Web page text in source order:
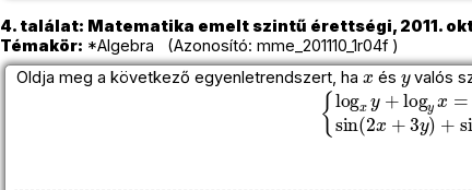
4. találat: Matematika emelt szintű érettségi, 2011.
Témakör: *Algebra (Azonosító: mme_201110_1r04f )
Oldja meg a következő egyenletrendszert, ha
x
és
y
valós
{logxy+logyx= 2